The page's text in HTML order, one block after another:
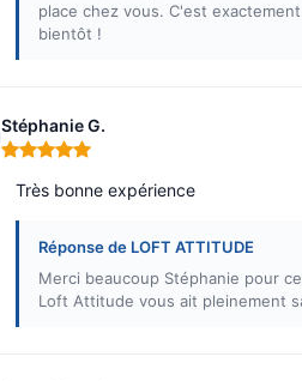
place chez vous. C'est
bientôt !
Stéphanie G.
Note : 5 sur 5
Très bonne expérience
Réponse de LOFT ATTITUDE
Merci beaucoup Stéphanie pour
Loft Attitude vous ait pleinement